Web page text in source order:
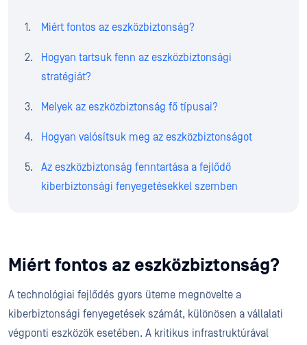
Miért fontos az eszközbiztonság?
Hogyan tartsuk fenn az eszközbiztonsági
stratégiát?
Melyek az eszközbiztonság fő típusai?
Hogyan valósítsuk meg az eszközbiztonságot
Az eszközbiztonság fenntartása a fejlődő
kiberbiztonsági fenyegetésekkel szemben
Miért fontos az eszközbiztonság?
A technológiai fejlődés gyors üteme megnövelte a
kiberbiztonsági fenyegetések számát, különösen a vállalati
végponti eszközök esetében. A kritikus infrastruktúrával